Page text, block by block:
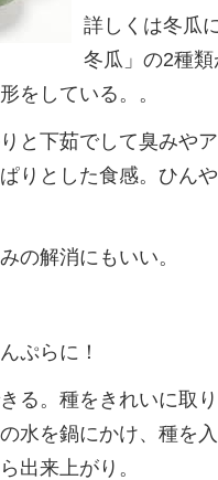
詳しくは冬瓜
冬瓜」の2種
をしている。。
と下茹でして臭みや
りとした食感。ひん
の解消にもいい。
ぷらに！
る。種をきれいに取
水を鍋にかけ、種を
出来上がり。